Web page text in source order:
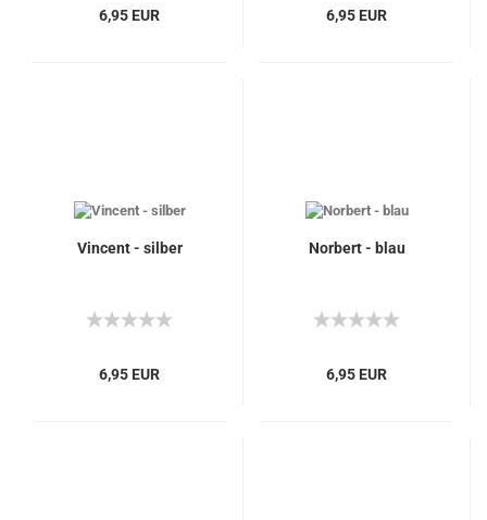
6,95 EUR 6,95 EUR
Vincent - silber
6,95 EUR
Norbert - blau
6,95 EUR